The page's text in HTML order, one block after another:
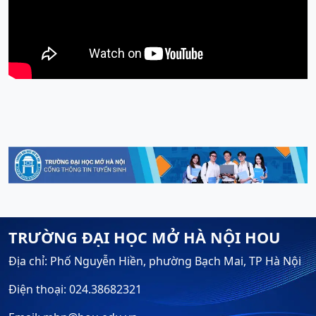
TRƯỜNG ĐẠI HỌC MỞ HÀ NỘI HOU
Địa chỉ: Phố Nguyễn Hiền, phường Bạch Mai, TP Hà Nội
Điện thoại: 024.38682321